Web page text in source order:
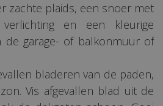
zachte plaids, een snoer met
en een kleurige
de garage- of balkonmuur of
bladeren van de paden,
Vis afgevallen blad uit de